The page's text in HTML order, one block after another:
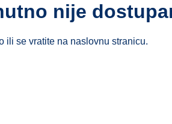
nije
ili se vratite na naslovnu stranicu.